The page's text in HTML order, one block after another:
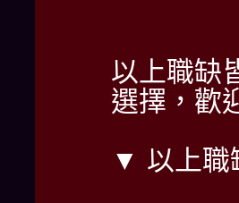
以上職缺
選擇，歡
▼ 以上職